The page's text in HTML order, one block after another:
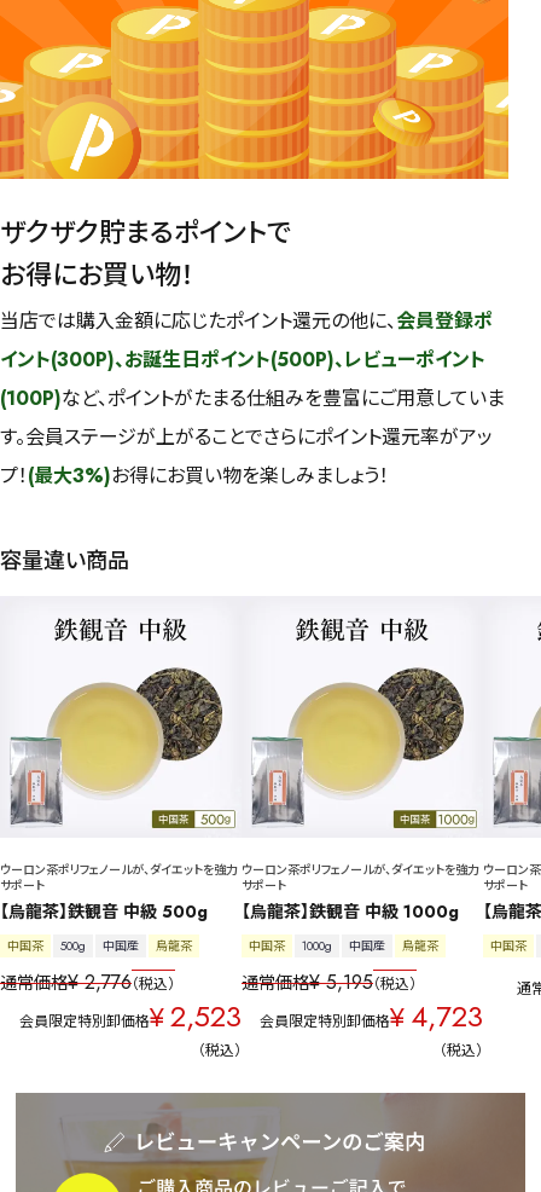
ザクザク貯まるポイントで
お得にお買い物！
当店では購入金額に応じたポイント還元の他に、会員登録ポ
イント(300P)、お誕生日ポイント(500P)、レビューポイント
(100P)など、ポイントがたまる仕組みを豊富にご用意していま
す。会員ステージが上がることでさらにポイント還元率がアッ
プ！(最大3%)お得にお買い物を楽しみましょう！
容量違い商品
ウーロン茶ポリフェノールが、ダイエットを強力
サポート
【烏龍茶】鉄観音 中級 500g
中国茶 500g 中国産 烏龍茶
通常価格¥ 2,776 税込
会員限定特別卸価格¥2,523
税込
ウーロン茶ポリフェノールが、ダイエットを強力
サポート
【烏龍茶】鉄観音 中級 1000g
中国茶 1000g 中国産 烏龍茶
通常価格¥ 5,195 税込
会員限定特別卸価格¥4,723
税込
ウーロン
サポート
【烏龍
中国茶
通